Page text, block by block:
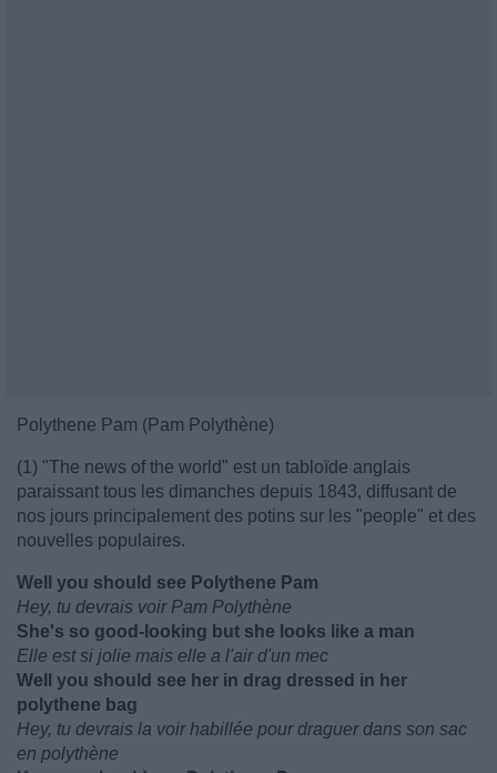
Polythene Pam (Pam Polythène)
(1) "The news of the world" est un tabloïde anglais
paraissant tous les dimanches depuis 1843, diffusant de
nos jours principalement des potins sur les "people" et des
nouvelles populaires.
Well you should see Polythene Pam
Hey, tu devrais voir Pam Polythène
She's so good-looking but she looks like a man
Elle est si jolie mais elle a l'air d'un mec
Well you should see her in drag dressed in her
polythene bag
Hey, tu devrais la voir habillée pour draguer dans son sac
en polythène